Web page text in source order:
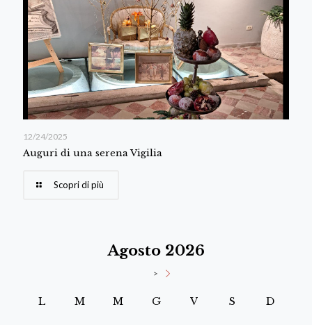
12/24/2025
Auguri di una serena Vigilia
Scopri di più
Agosto 2026
>
L M M G V S D